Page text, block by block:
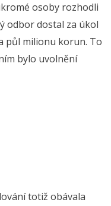
osoby rozhodli
odbor dostal za úkol
půl milionu korun. To
bylo uvolnění
totiž obávala